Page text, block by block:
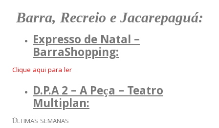
Barra, Recreio e Jacarepaguá:
Expresso de Natal –
BarraShopping:
Clique aqui para ler
D.P.A 2 – A Peça – Teatro
Multiplan:
ÚLTIMAS SEMANAS